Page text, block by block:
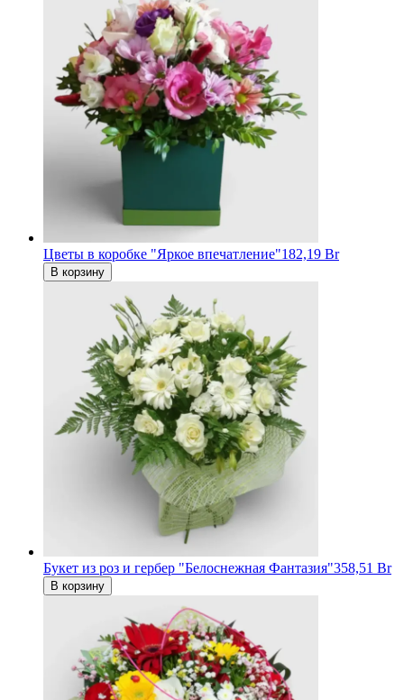
Цветы в коробке "Яркое впечатление"182,19 Br
В корзину
Букет из роз и гербер "Белоснежная Фантазия"358,51 Br
В корзину